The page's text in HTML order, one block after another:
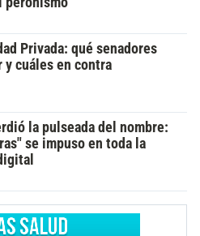
Privada: qué senadores
y cuáles en contra
la pulseada del nombre:
se impuso en toda la